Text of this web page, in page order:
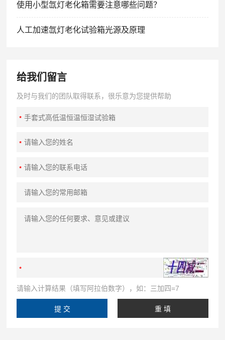
使用小型氙灯老化箱需要注意哪些问题？
人工加速氙灯老化试验箱光源及原理
给我们留言
及时与我们的团队取得联系，很乐意为您提供帮助
请输入计算结果（填写阿拉伯数字），如：三加四=7